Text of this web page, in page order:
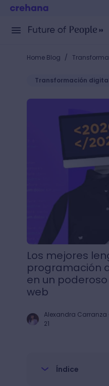
Home Blog /
Transformación
Los mejores
Los mejores
programación
en un
web
Alexandra Carranza
21
Índice